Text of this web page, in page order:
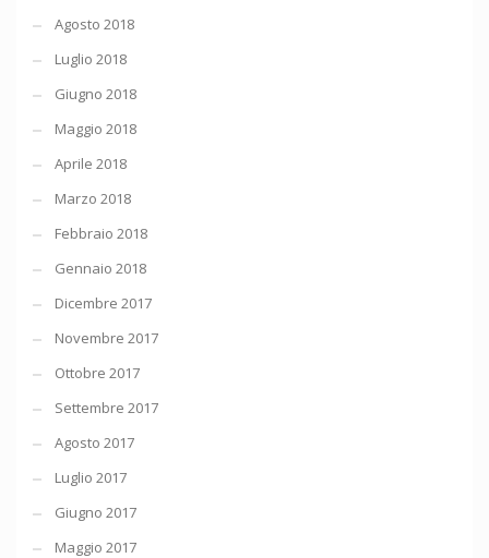
Agosto 2018
Luglio 2018
Giugno 2018
Maggio 2018
Aprile 2018
Marzo 2018
Febbraio 2018
Gennaio 2018
Dicembre 2017
Novembre 2017
Ottobre 2017
Settembre 2017
Agosto 2017
Luglio 2017
Giugno 2017
Maggio 2017